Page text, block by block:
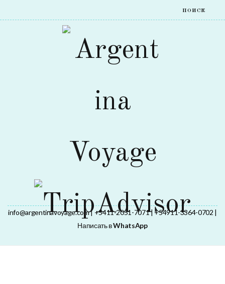
info@argentinavoyage.com | +5411-2051-7071 | +54911-3364-0702 |
Написать вWhatsApp